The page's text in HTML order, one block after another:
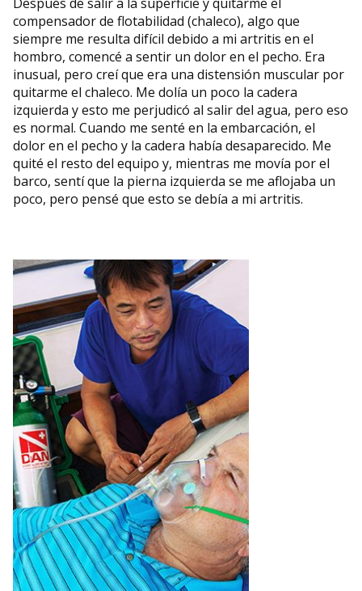
compensador de flotabilidad (chaleco), algo que
siempre me resulta difícil debido a mi artritis en el
hombro, comencé a sentir un dolor en el pecho. Era
inusual, pero creí que era una distensión muscular por
quitarme el chaleco. Me dolía un poco la cadera
izquierda y esto me perjudicó al salir del agua, pero eso
es normal. Cuando me senté en la embarcación, el
dolor en el pecho y la cadera había desaparecido. Me
quité el resto del equipo y, mientras me movía por el
barco, sentí que la pierna izquierda se me aflojaba un
poco, pero pensé que esto se debía a mi artritis.